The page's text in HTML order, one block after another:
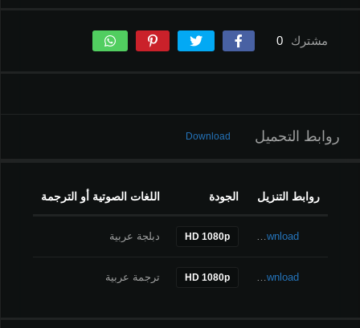
مشترك 0
روابط التحميل Download
روابط التنزيل الجودة اللغات الصوتية أو الترجمة
Download
HD 1080p دبلجة عربية
Download
HD 1080p ترجمة عربية